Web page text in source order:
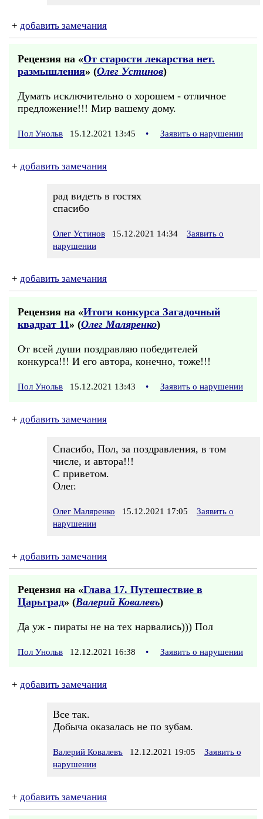
+ добавить замечания
Рецензия на «От старости лекарства нет.
размышления» (Олег Устинов)
Думать исключительно о хорошем - отличное
предложение!!! Мир вашему дому.
Пол Унольв 15.12.2021 13:45 • Заявить о нарушении
+ добавить замечания
рад видеть в гостях
спасибо
Олег Устинов 15.12.2021 14:34
Заявить о
нарушении
+ добавить замечания
Рецензия на «Итоги конкурса Загадочный
квадрат 11» (Олег Маляренко)
От всей души поздравляю победителей
конкурса!!! И его автора, конечно, тоже!!!
Пол Унольв 15.12.2021 13:43 • Заявить о нарушении
+ добавить замечания
Спасибо, Пол, за поздравления, в том
числе, и автора!!!
С приветом.
Олег.
Олег Маляренко 15.12.2021 17:05
Заявить о
нарушении
+ добавить замечания
Рецензия на «Глава 17. Путешествие в
Царьград» (Валерий Ковалевъ)
Да уж - пираты не на тех нарвались))) Пол
Пол Унольв 12.12.2021 16:38 • Заявить о нарушении
+ добавить замечания
Все так.
Добыча оказалась не по зубам.
Валерий Ковалевъ 12.12.2021 19:05
Заявить о
нарушении
+ добавить замечания